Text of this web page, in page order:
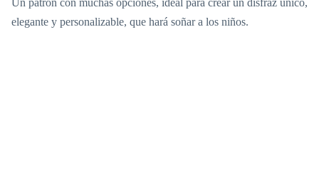
elegante y personalizable, que hará soñar a los niños.